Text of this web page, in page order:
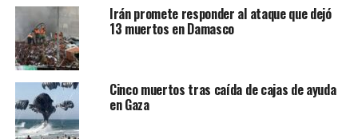
Irán promete responder al ataque que dejó
13 muertos en Damasco
Cinco muertos tras caída de cajas de ayuda
en Gaza